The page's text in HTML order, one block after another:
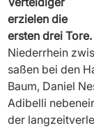
erzielen die
ersten drei Tore.
Niederrhein
saßen bei den
Baum, Daniel
Adibelli
der